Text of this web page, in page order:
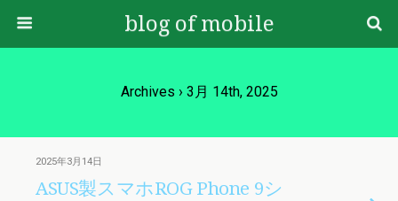
blog of mobile
Archives › 3月 14th, 2025
2025年3月14日
ASUS製スマホROG Phone 9シ